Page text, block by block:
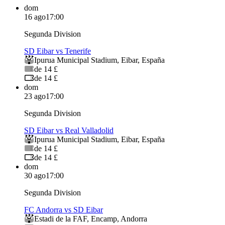
dom
16 ago17:00
Segunda Division
SD Eibar vs Tenerife
Ipurua Municipal Stadium, Eibar, España
de 14 £
de 14 £
dom
23 ago17:00
Segunda Division
SD Eibar vs Real Valladolid
Ipurua Municipal Stadium, Eibar, España
de 14 £
de 14 £
dom
30 ago17:00
Segunda Division
FC Andorra vs SD Eibar
Estadi de la FAF, Encamp, Andorra